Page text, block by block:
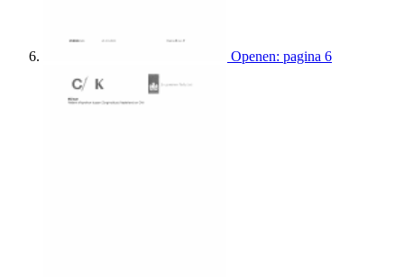
Openen: pagina 6